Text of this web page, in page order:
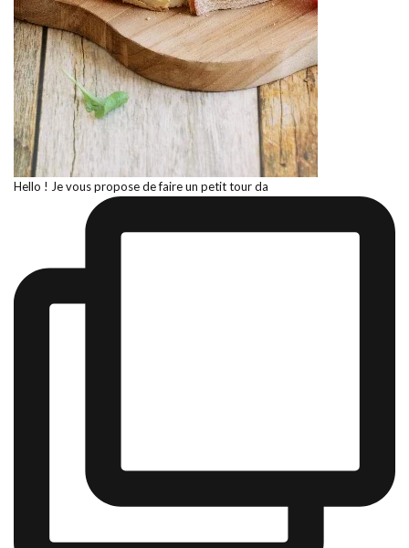
Hello ! Je vous propose de faire un petit tour da